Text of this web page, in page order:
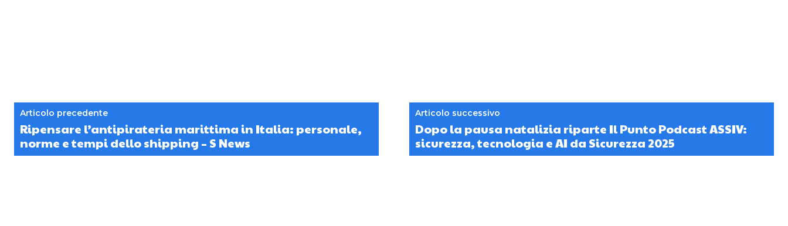
Articolo precedente
Ripensare l’antipirateria marittima in Italia: personale,
norme e tempi dello shipping – S News
Articolo successivo
Dopo la pausa natalizia riparte Il Punto Podcast ASSIV:
sicurezza, tecnologia e AI da Sicurezza 2025